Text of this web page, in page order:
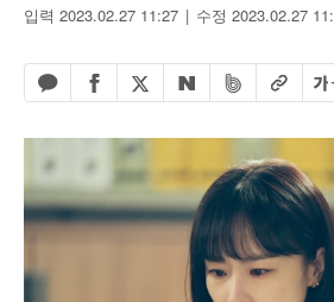
입력 2023.02.27 11:27 수정 2023.02.27
카카오톡 공유하기
페이스북 공유하기
엑스 공유하기
네이버 공유하기
밴드 공유하
URL복